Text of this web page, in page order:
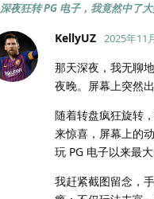
深夜狂转 PG 电子，我竟然中了大
KellyUZ 2025年11
那天深夜，我无聊
夜晚。屏幕上突然
随着转盘疯狂旋转
来惊喜，屏幕上的
玩 PG 电子以来最大
我赶紧截图留念，